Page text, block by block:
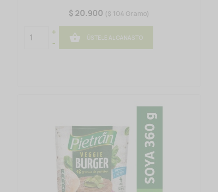
$ 20.900 ($ 104 Gramo)
+
-
 ÚSTELE AL CANASTO